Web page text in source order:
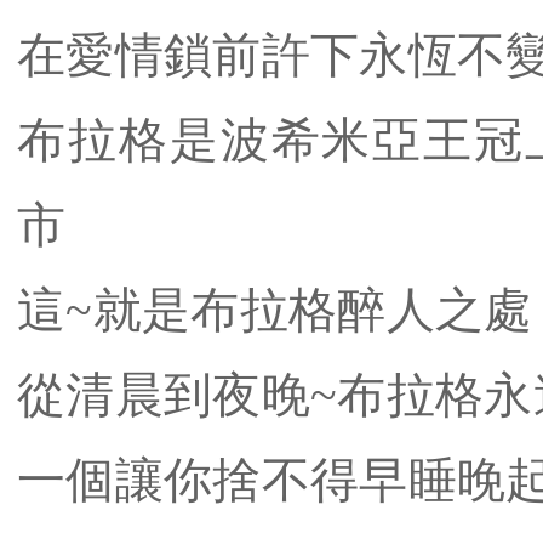
在愛情鎖前許下永恆不
布拉格是波希米亞王
市
這~就是布拉格醉人之處
從清晨到夜晚~布拉格
一個讓你捨不得早睡晚